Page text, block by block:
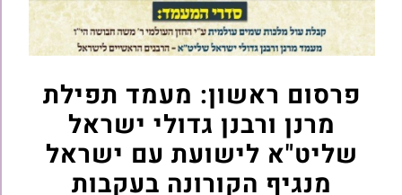
פרסום ראשון: מעמד תפילת
מרנן ורבנן גדולי ישראל
שליט"א לישועת עם ישראל
מנגיף הקורונה בעקבות